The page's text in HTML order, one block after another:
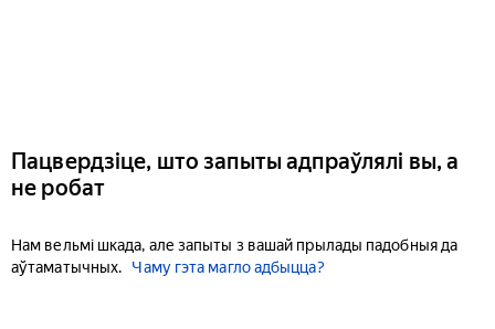
Пацвердзіце, што запыты адпраўлялі вы, а
не робат
Нам вельмі шкада, але запыты з вашай прылады падобныя да
аўтаматычных.
Чаму гэта магло адбыцца?